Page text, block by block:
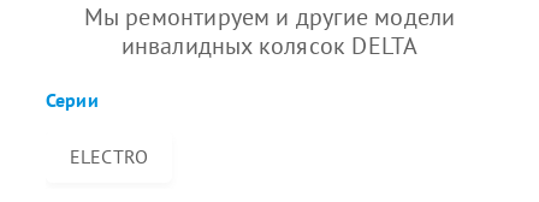
Мы ремонтируем и другие модели
инвалидных колясок DELTA
Серии
ELECTRO